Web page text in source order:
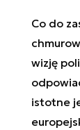
Co do
wizję
istotne